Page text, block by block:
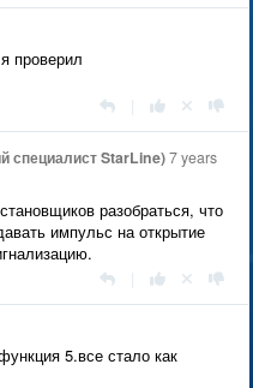
проверил
специалист StarLine)7 years
разобраться, что
импульс на открытие
5.все стало как